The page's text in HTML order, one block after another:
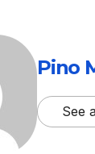
Pino
See